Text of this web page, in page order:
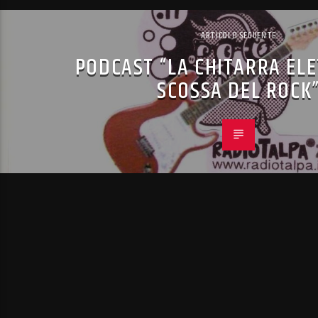
ARTICOLO SEGUENTE
PODCAST “LA CHITARRA
SCOSSA DEL